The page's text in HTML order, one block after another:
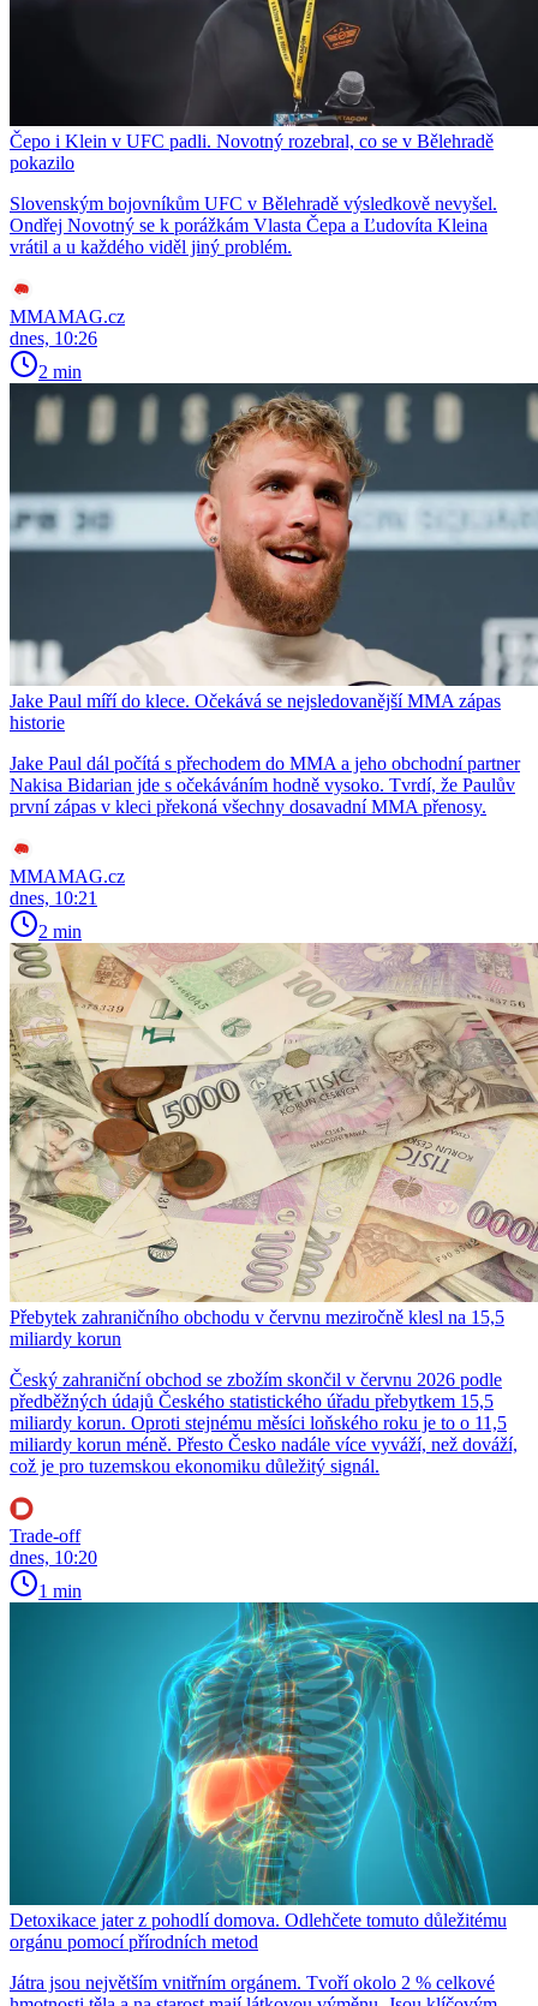
Čepo i Klein v UFC padli. Novotný rozebral, co se v Bělehradě
pokazilo
Slovenským bojovníkům UFC v Bělehradě výsledkově nevyšel.
Ondřej Novotný se k porážkám Vlasta Čepa a Ľudovíta Kleina
vrátil a u každého viděl jiný problém.
MMAMAG.cz
dnes, 10:26
2 min
Jake Paul míří do klece. Očekává se nejsledovanější MMA zápas
historie
Jake Paul dál počítá s přechodem do MMA a jeho obchodní partner
Nakisa Bidarian jde s očekáváním hodně vysoko. Tvrdí, že Paulův
první zápas v kleci překoná všechny dosavadní MMA přenosy.
MMAMAG.cz
dnes, 10:21
2 min
Přebytek zahraničního obchodu v červnu meziročně klesl na 15,5
miliardy korun
Český zahraniční obchod se zbožím skončil v červnu 2026 podle
předběžných údajů Českého statistického úřadu přebytkem 15,5
miliardy korun. Oproti stejnému měsíci loňského roku je to o 11,5
miliardy korun méně. Přesto Česko nadále více vyváží, než dováží,
což je pro tuzemskou ekonomiku důležitý signál.
Trade-off
dnes, 10:20
1 min
Detoxikace jater z pohodlí domova. Odlehčete tomuto důležitému
orgánu pomocí přírodních metod
Játra jsou největším vnitřním orgánem. Tvoří okolo 2 % celkové